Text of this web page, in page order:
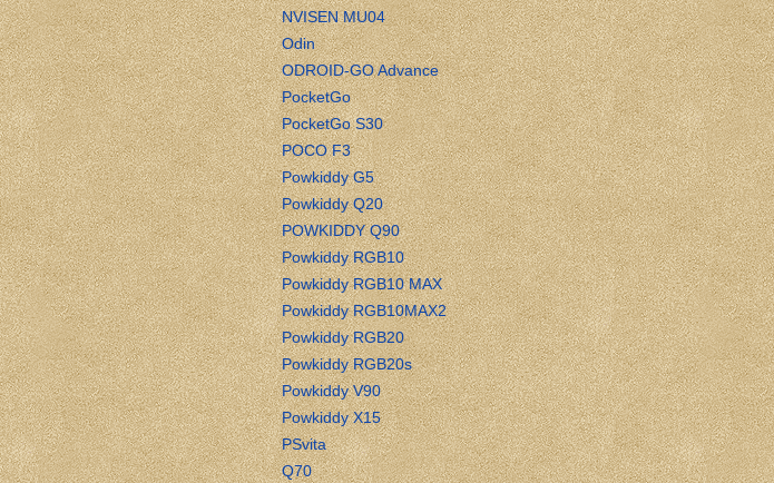
NVISEN MU04
Odin
ODROID-GO Advance
PocketGo
PocketGo S30
POCO F3
Powkiddy G5
Powkiddy Q20
POWKIDDY Q90
Powkiddy RGB10
Powkiddy RGB10 MAX
Powkiddy RGB10MAX2
Powkiddy RGB20
Powkiddy RGB20s
Powkiddy V90
Powkiddy X15
PSvita
Q70